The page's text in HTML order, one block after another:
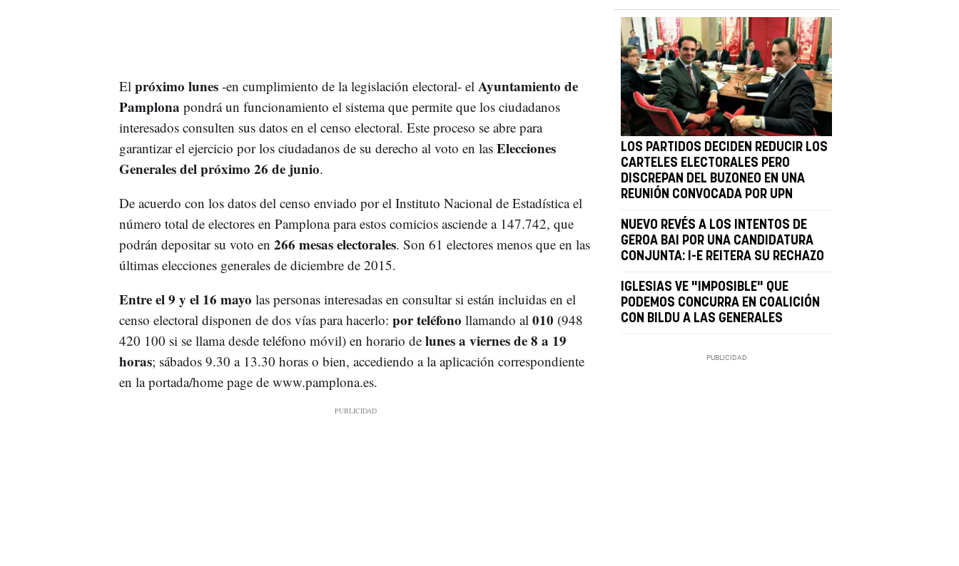
Elpróximo lunes -en cumplimiento de la legislación electoral- el Ayuntamiento de
Pamplona pondrá un funcionamiento el sistema que permite que los ciudadanos
interesados consulten sus datos en el censo electoral. Este proceso se abre para
garantizar el ejercicio por los ciudadanos de su derecho al voto en las Elecciones
Generales del próximo 26 de junio.
De acuerdo con los datos del censo enviado por el Instituto Nacional de Estadística el
número total de electores en Pamplona para estos comicios asciende a 147.742, que
podrán depositar su voto en 266 mesas electorales. Son 61 electores menos que en las
últimas elecciones generales de diciembre de 2015.
Entre el 9 y el 16 mayo las personas interesadas en consultar si están incluidas en el
censo electoral disponen de dos vías para hacerlo: por teléfono llamando al010 (948
420 100 si se llama desde teléfono móvil) en horario delunes a viernes de 8 a 19
horas; sábados 9.30 a 13.30 horas o bien, accediendo a la aplicación correspondiente
en la portada/home page de www.pamplona.es.
LOS PARTIDOS DECIDEN REDUCIR LOS
CARTELES ELECTORALES PERO
DISCREPAN DEL BUZONEO EN UNA
REUNIÓN CONVOCADA POR UPN
NUEVO REVÉS A LOS INTENTOS DE
GEROA BAI POR UNA CANDIDATURA
CONJUNTA: I-E REITERA SU RECHAZO
IGLESIAS VE "IMPOSIBLE" QUE
PODEMOS CONCURRA EN COALICIÓN
CON BILDU A LAS GENERALES